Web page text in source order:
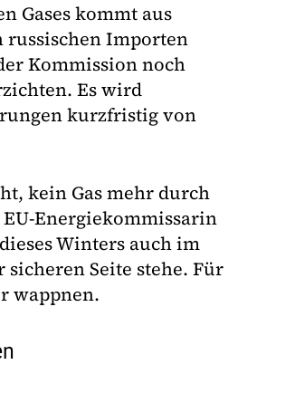
Gases kommt aus
russischen Importen
Kommission noch
Es wird
kurzfristig von
kein Gas mehr durch
EU-Energiekommissarin
Winters auch im
sicheren Seite stehe. Für
wappnen.